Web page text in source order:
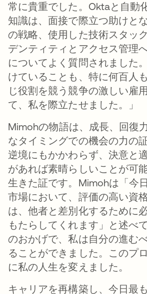
常に貴重でした。Oktaと自動
知識は、面接で際立つ助けと
の戦略、使用した技術スタッ
デンティティとアクセス管理
についてよく質問されました
けていることも、特に何百人
じ役割を競う競争の激しい雇
て、私を際立たせました。」
Mimohの物語は、成長、回復
なタイミングでの機会の力の
逆境にもかかわらず、決意と
があれば素晴らしいことが可
生きた証です。Mimohは「今
市場において、評価の高い資
は、他者と差別化するために
もたらしてくれます」と述べ
のおかげで、私は自分の進む
ることができました。このプ
に私の人生を変えました。
キャリアを再構築し、今日最